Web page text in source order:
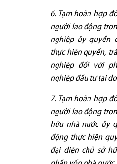
6. Tạm hoãn hợp
người lao động
nghiệp ủy quyền
thực hiện quyền,
nghiệp đối với
nghiệp đầu tư tại
7. Tạm hoãn hợp
người lao động
hữu nhà nước ủy
động thực hiện
đại diện chủ sở